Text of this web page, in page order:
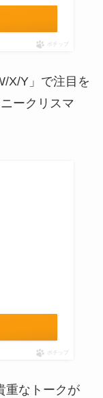
ポチップ
X/Y」で注目を
ークリスマ
ポチップ
重なトークが